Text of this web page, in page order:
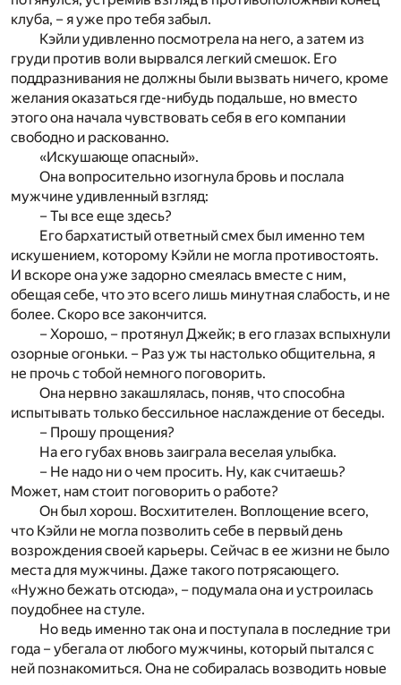
клуба, – я уже про тебя забыл.
Кэйли удивленно посмотрела на него, а затем из
груди против воли вырвался легкий смешок. Его
поддразнивания не должны были вызвать ничего, кроме
желания оказаться где-нибудь подальше, но вместо
этого она начала чувствовать себя в его компании
свободно и раскованно.
«Искушающе опасный».
Она вопросительно изогнула бровь и послала
мужчине удивленный взгляд:
– Ты все еще здесь?
Его бархатистый ответный смех был именно тем
искушением, которому Кэйли не могла противостоять.
И вскоре она уже задорно смеялась вместе с ним,
обещая себе, что это всего лишь минутная слабость, и не
более. Скоро все закончится.
– Хорошо, – протянул Джейк; в его глазах вспыхнули
озорные огоньки. – Раз уж ты настолько общительна, я
не прочь с тобой немного поговорить.
Она нервно закашлялась, поняв, что способна
испытывать только бессильное наслаждение от беседы.
– Прошу прощения?
На его губах вновь заиграла веселая улыбка.
– Не надо ни о чем просить. Ну, как считаешь?
Может, нам стоит поговорить о работе?
Он был хорош. Восхитителен. Воплощение всего,
что Кэйли не могла позволить себе в первый день
возрождения своей карьеры. Сейчас в ее жизни не было
места для мужчины. Даже такого потрясающего.
«Нужно бежать отсюда», – подумала она и устроилась
поудобнее на стуле.
Но ведь именно так она и поступала в последние три
года – убегала от любого мужчины, который пытался с
ней познакомиться. Она не собиралась возводить новые